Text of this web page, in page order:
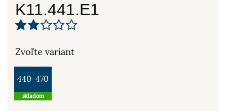
K11.441.E1
Zvoľte variant
440-470
skladom